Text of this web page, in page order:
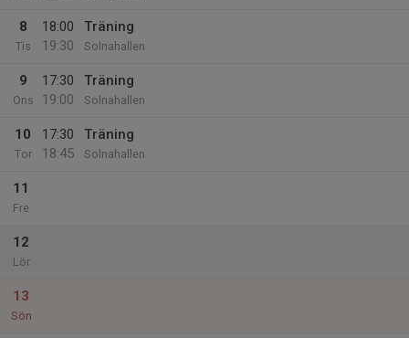
8
Tis
18:00
19:30
Träning
Solnahallen
9
Ons
17:30
19:00
Träning
Solnahallen
10
Tor
17:30
18:45
Träning
Solnahallen
11
Fre
12
Lör
13
Sön